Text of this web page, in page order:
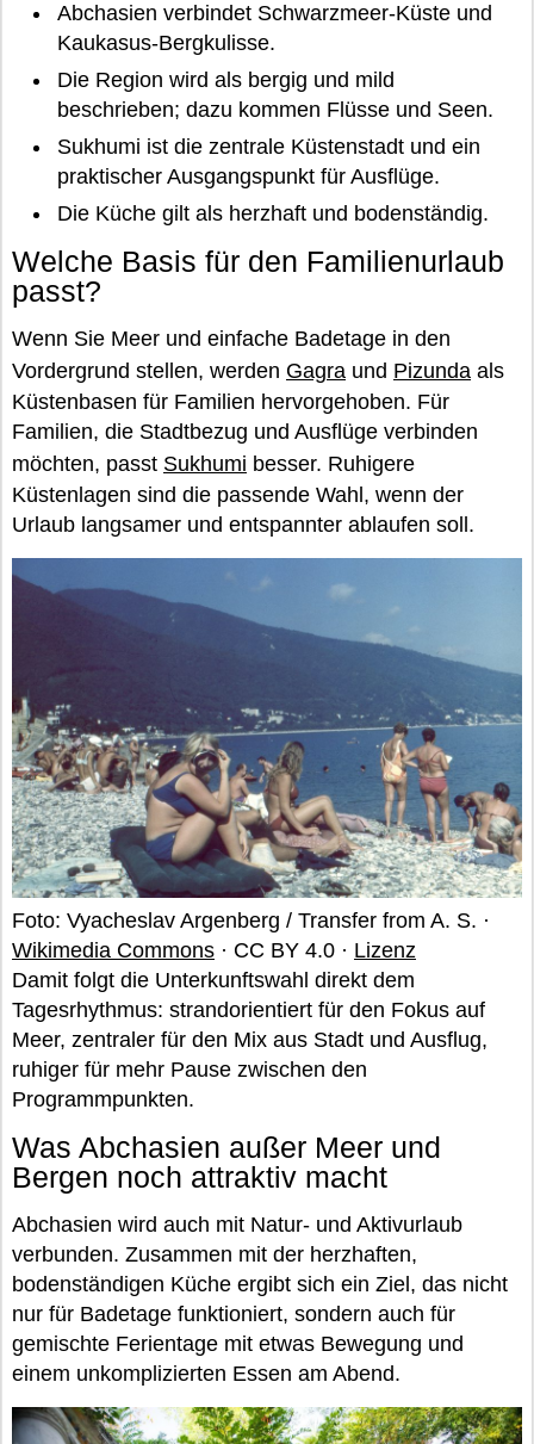
Abchasien verbindet Schwarzmeer-Küste und
Kaukasus-Bergkulisse.
Die Region wird als bergig und mild
beschrieben; dazu kommen Flüsse und Seen.
Sukhumi ist die zentrale Küstenstadt und ein
praktischer Ausgangspunkt für Ausflüge.
Die Küche gilt als herzhaft und bodenständig.
Welche Basis für den Familienurlaub
passt?
Wenn Sie Meer und einfache Badetage in den
Vordergrund stellen, werden Gagra und Pizunda als
Küstenbasen für Familien hervorgehoben. Für
Familien, die Stadtbezug und Ausflüge verbinden
möchten, passt Sukhumi besser. Ruhigere
Küstenlagen sind die passende Wahl, wenn der
Urlaub langsamer und entspannter ablaufen soll.
Foto: Vyacheslav Argenberg / Transfer from A. S. ·
Wikimedia Commons · CC BY 4.0 · Lizenz
Damit folgt die Unterkunftswahl direkt dem
Tagesrhythmus: strandorientiert für den Fokus auf
Meer, zentraler für den Mix aus Stadt und Ausflug,
ruhiger für mehr Pause zwischen den
Programmpunkten.
Was Abchasien außer Meer und
Bergen noch attraktiv macht
Abchasien wird auch mit Natur- und Aktivurlaub
verbunden. Zusammen mit der herzhaften,
bodenständigen Küche ergibt sich ein Ziel, das nicht
nur für Badetage funktioniert, sondern auch für
gemischte Ferientage mit etwas Bewegung und
einem unkomplizierten Essen am Abend.